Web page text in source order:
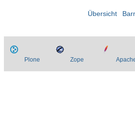
Übersicht
Plone Zope